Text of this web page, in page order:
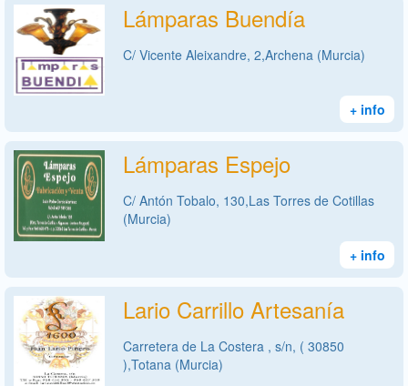
Lámparas Buendía
C/ Vicente Aleixandre, 2,Archena (Murcia)
+ info
Lámparas Espejo
C/ Antón Tobalo, 130,Las Torres de Cotillas
(Murcia)
+ info
Lario Carrillo Artesanía
Carretera de La Costera , s/n, ( 30850
),Totana (Murcia)